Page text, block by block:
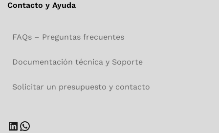
Contacto y Ayuda
FAQs – Preguntas frecuentes
Documentación técnica y Soporte
Solicitar un presupuesto y contacto
LinkedIn
WhatsApp